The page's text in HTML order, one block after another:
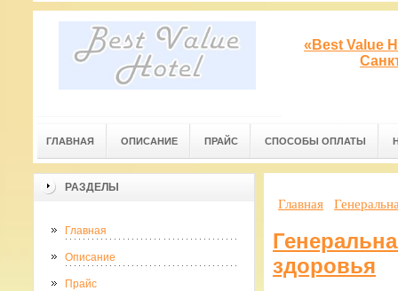
«Best Value
ГЛАВНАЯ ОПИСАНИЕ ПРАЙС СПОСОБЫ ОПЛАТЫ
РАЗДЕЛЫ
Главная
Описание
Прайс
Главная
здоровья